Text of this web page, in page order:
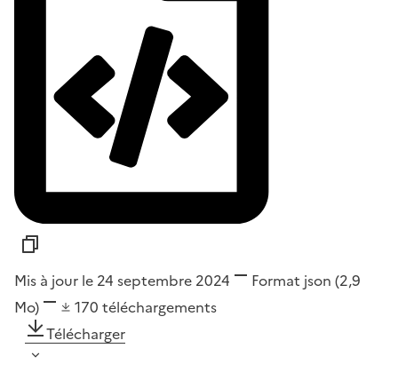
Mis à jour le 24 septembre 2024 Format json (2,9
Mo)
170 téléchargements
Télécharger